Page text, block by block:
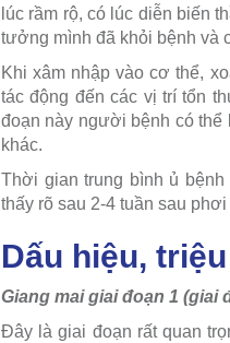
lúc rầm rộ, có lúc diễn biến
tưởng mình đã khỏi bệnh và
Khi xâm nhập vào cơ thể,
tác động đến các vị trí tổn
đoạn này người bệnh có thể
khác.
Thời gian trung bình ủ
thấy rõ sau 2-4 tuần sau
Dấu hiệu,
Giang mai giai đoạn 1 (giai
Đây là giai đoạn rất quan